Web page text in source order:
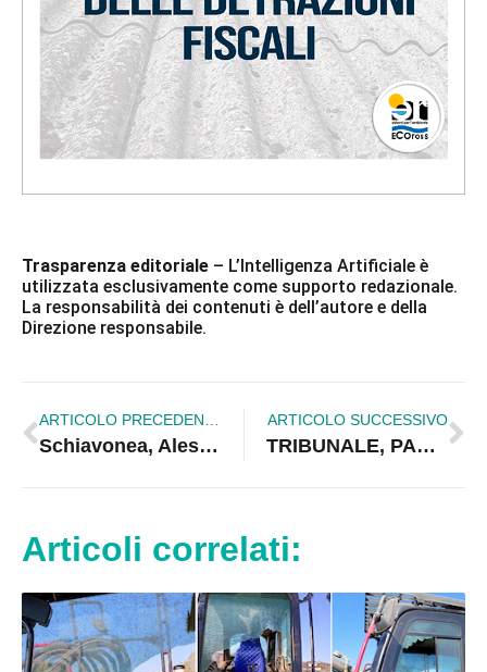
Trasparenza editoriale – L’Intelligenza Artificiale è
utilizzata esclusivamente come supporto redazionale.
La responsabilità dei contenuti è dell’autore e della
Direzione responsabile.
Schiavonea, Alessandro Di Battista presenta il suo nuovo libro “Democrazia Deviata” al Lido Tropix
ARTICOLO SUCCESSIVO
TRIBUNALE, PAROLA A RAPANI: «SERVE TRASPARENZA»
Articoli correlati: